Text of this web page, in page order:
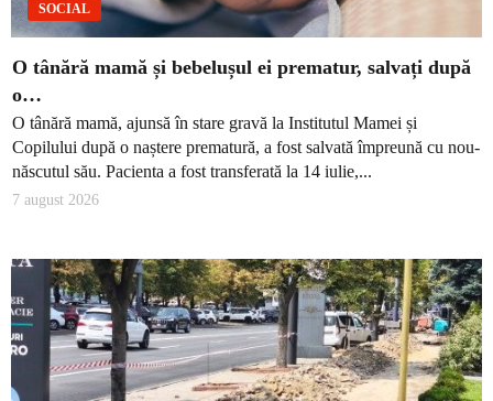
SOCIAL
O tânără mamă și bebelușul ei prematur, salvați după
o…
O tânără mamă, ajunsă în stare gravă la Institutul Mamei și
Copilului după o naștere prematură, a fost salvată împreună cu nou-
născutul său. Pacienta a fost transferată la 14 iulie,...
7 august 2026